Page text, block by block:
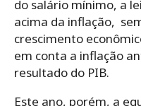
do salário mínimo, a
acima da inflação,
crescimento
em conta a inflação
resultado do PIB.
Este ano, porém, a